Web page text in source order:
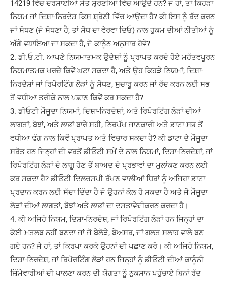
14219 ਵਿੱਚ ਦਰਸਾਈਆਂ ਸੱਤ ਸ਼੍ਰੇਣੀਆਂ ਵਿੱਚ ਆਉਂਦੇ ਹਨ? ਜੇ ਹਾਂ, ਤਾਂ ਕਿਹੜਾ
ਨਿਯਮ ਜਾਂ ਦਿਸ਼ਾ-ਨਿਰਦੇਸ਼ ਕਿਸ ਸ਼੍ਰੇਣੀ ਵਿੱਚ ਆਉਂਦਾ ਹੈ? ਕੀ ਇਸ ਨੂੰ ਰੱਦ ਕਰਨ
ਜਾਂ ਸੋਧਣ (ਜੇ ਸੋਧਣਾ ਹੈ, ਤਾਂ ਸੋਧ ਦਾ ਵੇਰਵਾ ਦਿਓ) ਨਾਲ ਹੁਕਮ ਦੀਆਂ ਨੀਤੀਆਂ ਨੂੰ
ਅੱਗੇ ਵਧਾਇਆ ਜਾ ਸਕਦਾ ਹੈ, ਜੋ ਕਾਨੂੰਨ ਅਨੁਸਾਰ ਹੋਵੇ?
2. ਡੀ.ਓ.ਟੀ. ਆਪਣੇ ਨਿਯਮਾਤਮਕ ਉਦੇਸ਼ਾਂ ਨੂੰ ਪ੍ਰਾਪਤ ਕਰਦੇ ਹੋਏ ਮਹੱਤਵਪੂਰਨ
ਨਿਯਮਾਤਮਕ ਖਰਚੇ ਕਿਵੇਂ ਘਟਾ ਸਕਦਾ ਹੈ, ਅਤੇ ਉਹ ਕਿਹੜੇ ਨਿਯਮਾਂ, ਦਿਸ਼ਾ-
ਨਿਰਦੇਸ਼ਾਂ ਜਾਂ ਰਿਪੋਰਟਿੰਗ ਲੋੜਾਂ ਨੂੰ ਸੋਧਣ, ਸੁਚਾਰੂ ਕਰਨ ਜਾਂ ਰੱਦ ਕਰਨ ਲਈ ਸਭ
ਤੋਂ ਵਧੀਆ ਤਰੀਕੇ ਨਾਲ ਪਛਾਣ ਕਿਵੇਂ ਕਰ ਸਕਦਾ ਹੈ?
3. ਡੀਓਟੀ ਮੌਜੂਦਾ ਨਿਯਮਾਂ, ਦਿਸ਼ਾ-ਨਿਰਦੇਸ਼ਾਂ, ਅਤੇ ਰਿਪੋਰਟਿੰਗ ਲੋੜਾਂ ਦੀਆਂ
ਲਾਗਤਾਂ, ਬੋਝਾਂ, ਅਤੇ ਲਾਭਾਂ ਬਾਰੇ ਸਹੀ, ਨਿਰਪੱਖ ਜਾਣਕਾਰੀ ਅਤੇ ਡਾਟਾ ਸਭ ਤੋਂ
ਵਧੀਆ ਢੰਗ ਨਾਲ ਕਿਵੇਂ ਪ੍ਰਾਪਤ ਅਤੇ ਵਿਚਾਰ ਸਕਦਾ ਹੈ? ਕੀ ਡਾਟਾ ਦੇ ਮੌਜੂਦਾ
ਸਰੋਤ ਹਨ ਜਿਨ੍ਹਾਂ ਦੀ ਵਰਤੋਂ ਡੀਓਟੀ ਸਮੇਂ ਦੇ ਨਾਲ ਨਿਯਮਾਂ, ਦਿਸ਼ਾ-ਨਿਰਦੇਸ਼ਾਂ, ਜਾਂ
ਰਿਪੋਰਟਿੰਗ ਲੋੜਾਂ ਦੇ ਲਾਗੂ ਹੋਣ ਤੋਂ ਬਾਅਦ ਦੇ ਪ੍ਰਭਾਵਾਂ ਦਾ ਮੁਲਾਂਕਣ ਕਰਨ ਲਈ
ਕਰ ਸਕਦਾ ਹੈ? ਡੀਓਟੀ ਦਿਲਚਸਪੀ ਰੱਖਣ ਵਾਲੀਆਂ ਧਿਰਾਂ ਨੂੰ ਅਜਿਹਾ ਡਾਟਾ
ਪ੍ਰਦਾਨ ਕਰਨ ਲਈ ਸੱਦਾ ਦਿੰਦਾ ਹੈ ਜੋ ਉਹਨਾਂ ਕੋਲ ਹੋ ਸਕਦਾ ਹੈ ਅਤੇ ਜੋ ਮੌਜੂਦਾ
ਲੋੜਾਂ ਦੀਆਂ ਲਾਗਤਾਂ, ਬੋਝਾਂ ਅਤੇ ਲਾਭਾਂ ਦਾ ਦਸਤਾਵੇਜ਼ੀਕਰਨ ਕਰਦਾ ਹੈ।
4. ਕੀ ਅਜਿਹੇ ਨਿਯਮ, ਦਿਸ਼ਾ-ਨਿਰਦੇਸ਼, ਜਾਂ ਰਿਪੋਰਟਿੰਗ ਲੋੜਾਂ ਹਨ ਜਿਨ੍ਹਾਂ ਦਾ
ਕੋਈ ਮਤਲਬ ਨਹੀਂ ਬਣਦਾ ਜਾਂ ਜੋ ਬੇਲੋੜੇ, ਬੇਅਸਰ, ਜਾਂ ਗਲਤ ਸਲਾਹ ਵਾਲੇ ਬਣ
ਗਏ ਹਨ? ਜੇ ਹਾਂ, ਤਾਂ ਕਿਰਪਾ ਕਰਕੇ ਉਹਨਾਂ ਦੀ ਪਛਾਣ ਕਰੋ। ਕੀ ਅਜਿਹੇ ਨਿਯਮ,
ਦਿਸ਼ਾ-ਨਿਰਦੇਸ਼, ਜਾਂ ਰਿਪੋਰਟਿੰਗ ਲੋੜਾਂ ਹਨ ਜਿਨ੍ਹਾਂ ਨੂੰ ਡੀਓਟੀ ਦੀਆਂ ਕਾਨੂੰਨੀ
ਜ਼ਿੰਮੇਵਾਰੀਆਂ ਦੀ ਪਾਲਣਾ ਕਰਨ ਦੀ ਯੋਗਤਾ ਨੂੰ ਨੁਕਸਾਨ ਪਹੁੰਚਾਏ ਬਿਨਾਂ ਰੱਦ